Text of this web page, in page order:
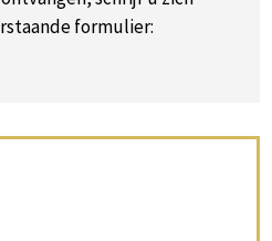
formulier: